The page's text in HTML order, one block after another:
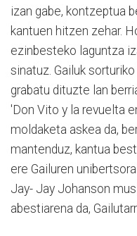
izan gabe, kontzeptua
kantuen hitzen zehar.
ezinbesteko laguntza
sinatuz. Gailuk
grabatu dituzte lan
'Don Vito y la revuelta
moldaketa askea da,
mantenduz, kantua
ere Gailuren
Jay- Jay Johanson
abestiarena da,